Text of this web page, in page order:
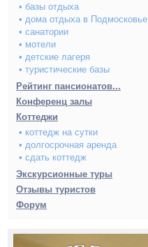
• базы отдыха
• дома отдыха в Подмосковье
• санатории
• мотели
• детские лагеря
• туристические базы
Рейтинг пансионатов...
Конференц залы
Коттеджи
• коттедж на сутки
• долгосрочная аренда
• сдать коттедж
Экскурсионные туры
Отзывы туристов
Форум